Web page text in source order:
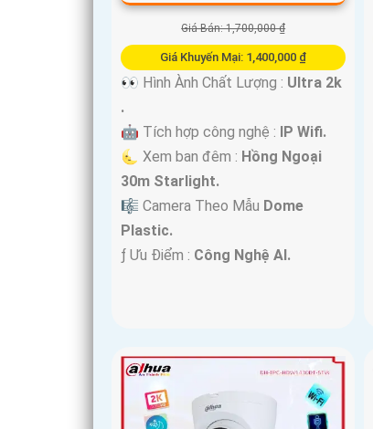
Giá Bán: 1,700,000 ₫
Giá Khuyến Mại: 1,400,000 ₫
👀 Hình Ành Chất Lượng : Ultra 2k
.
🤖️ Tích hợp công nghệ : IP Wifi.
🌜 Xem ban đêm : Hồng Ngoại
30m Starlight.
🎼️ Camera Theo Mẫu Dome
Plastic.
️ƒ Ưu Điểm : Công Nghệ AI.